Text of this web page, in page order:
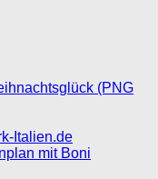
(PNG
Italien.de
mit Boni